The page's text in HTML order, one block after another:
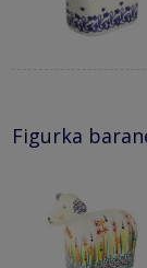
Figurka